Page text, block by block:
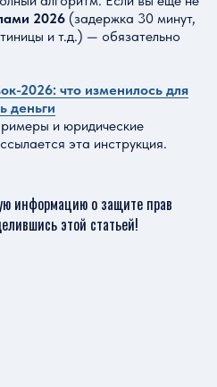
2026 (задержка 30 минут,
и т.д.) — обязательно
2026: что изменилось для
деньги
и юридические
эта инструкция.
информацию о защите прав
этой статьей!